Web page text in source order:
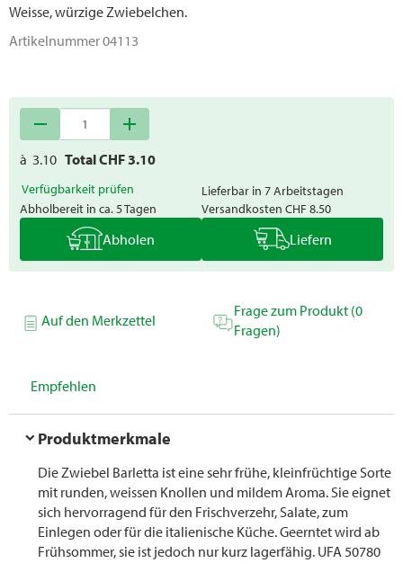
Weisse, würzige Zwiebelchen.
Artikelnummer04113
remove add
à 3.10 Total CHF3.10
Verfügbarkeit prüfen
Abholbereit in ca. 5 Tagen
Lieferbar in 7 Arbeitstagen
Versandkosten CHF 8.50
Abholen Liefern
Auf den Merkzettel
Frage zum Produkt (0
Fragen)
Empfehlen
Produktmerkmale
Die Zwiebel Barletta ist eine sehr frühe, kleinfrüchtige Sorte
mit runden, weissen Knollen und mildem Aroma. Sie eignet
sich hervorragend für den Frischverzehr, Salate, zum
Einlegen oder für die italienische Küche. Geerntet wird ab
Frühsommer, sie ist jedoch nur kurz lagerfähig. UFA 50780